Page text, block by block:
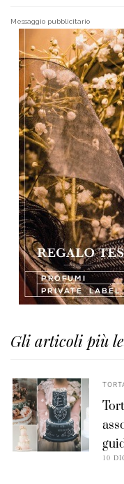
Messaggio pubblicitario
Gli articoli più
10